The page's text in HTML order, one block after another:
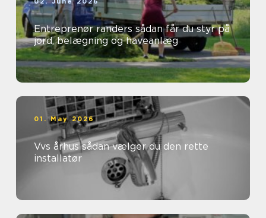
Entreprenør randers sådan får du styr på
jord, belægning og haveanlæg
01. May 2026
Vvs århus sådan vælger du den rette
installatør